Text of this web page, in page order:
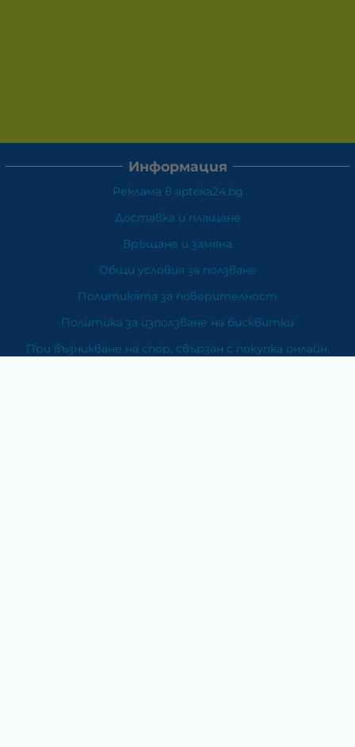
Информация
Реклама в apteka24.bg
Доставка и плащане
Връщане и замяна
Общи условия за ползване
Политиката за поверителност
Политика за използване на бисквитки
При възникване на спор, свързан с покупка онлайн,